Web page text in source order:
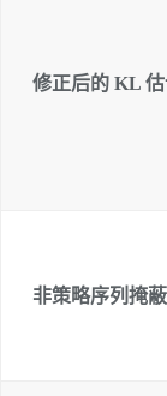
修正后的 KL
非策略序列掩蔽